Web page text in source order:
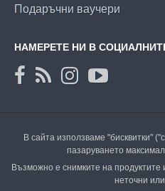
Подаръчни ваучери
НАМЕРЕТЕ НИ В
В сайта използваме "бисквитки"
пазаруването
Възможно е снимките на
неточни